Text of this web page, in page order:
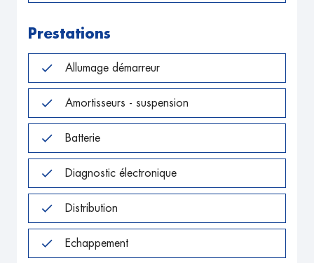
Prestations
Allumage démarreur
Amortisseurs - suspension
Batterie
Diagnostic électronique
Distribution
Echappement